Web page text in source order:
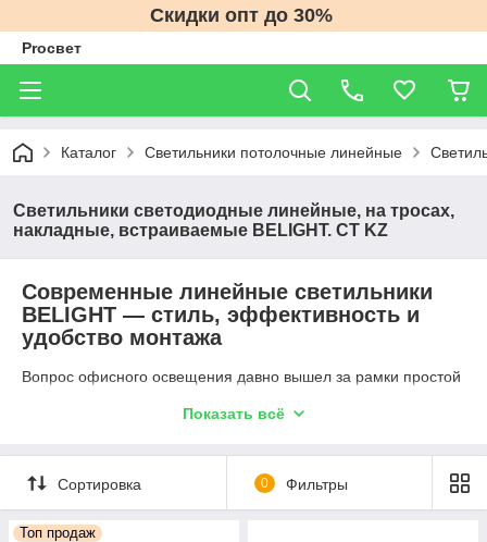
Скидки опт до 30%
Proсвет
Каталог Светильники потолочные линейные
Светильники светодиодные линейные, на тросах,
накладные, встраиваемые BELIGHT. CT KZ
Современные линейные светильники
BELIGHT — стиль, эффективность и
удобство монтажа
Вопрос офисного освещения давно вышел за рамки простой
визуально комфортное, энергосберегающее и эстетически
справляютсяофисные линейные светодиодные
светильники BELIGHT
— локально производимые
продуманный дизайн и гибкость установки.
Показать всё
Сортировка 0 Фильтры
Топ продаж